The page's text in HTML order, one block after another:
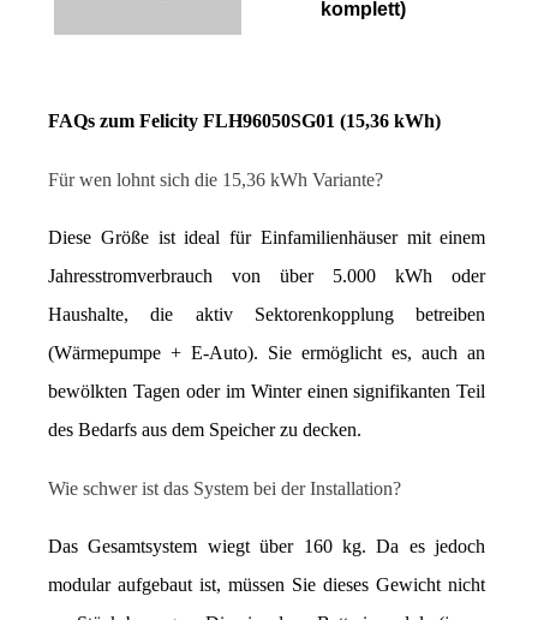
komplett)
FAQs zum Felicity FLH96050SG01 (15,36 kWh)
Für wen lohnt sich die 15,36 kWh Variante?
Diese Größe ist ideal für Einfamilienhäuser mit einem
Jahresstromverbrauch von über 5.000 kWh oder
Haushalte, die aktiv Sektorenkopplung betreiben
(Wärmepumpe + E-Auto). Sie ermöglicht es, auch an
bewölkten Tagen oder im Winter einen signifikanten Teil
des Bedarfs aus dem Speicher zu decken.
Wie schwer ist das System bei der Installation?
Das Gesamtsystem wiegt über 160 kg. Da es jedoch
modular aufgebaut ist, müssen Sie dieses Gewicht nicht